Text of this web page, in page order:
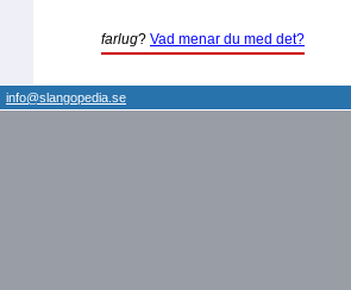
farlug? Vad menar du med det?
info@slangopedia.se